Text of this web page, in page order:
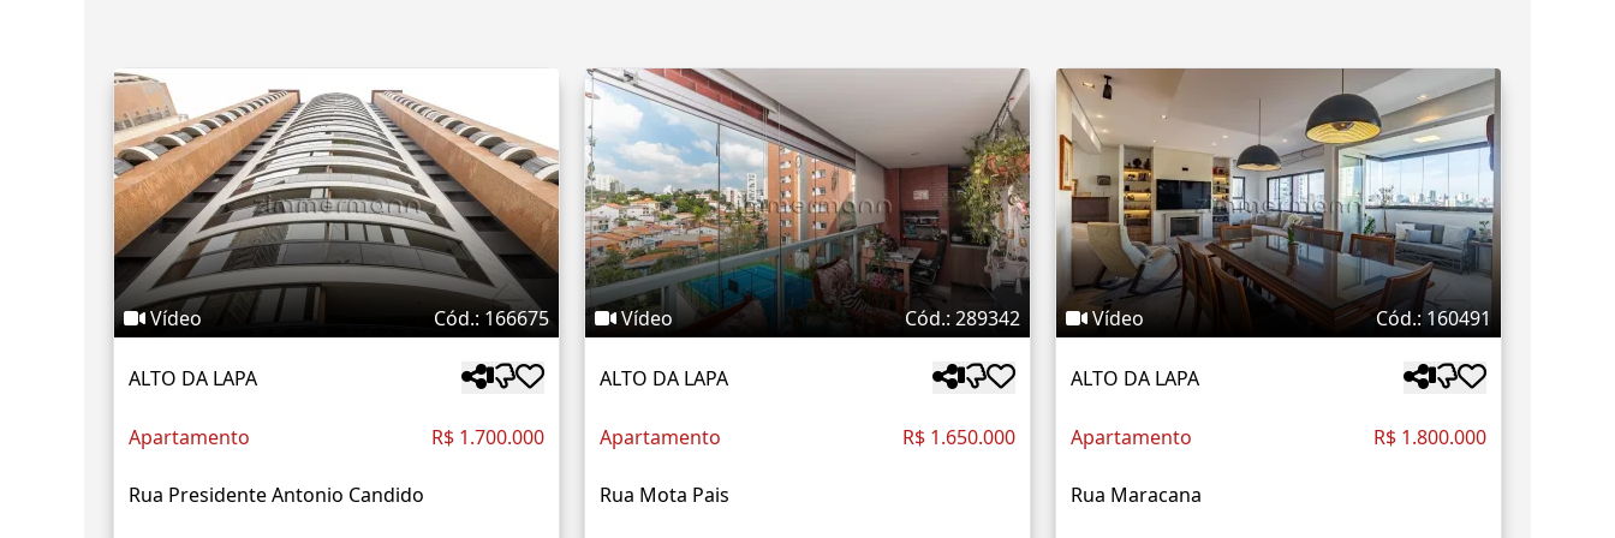
Vídeo Cód.: 166675
ALTO DA LAPA
Apartamento R$ 1.700.000
Rua Presidente Antonio Candido
Vídeo Cód.: 289342
ALTO DA LAPA
Apartamento R$ 1.650.000
Rua Mota Pais
Vídeo Cód.: 160491
ALTO DA LAPA
Apartamento R$ 1.800.000
Rua Maracana